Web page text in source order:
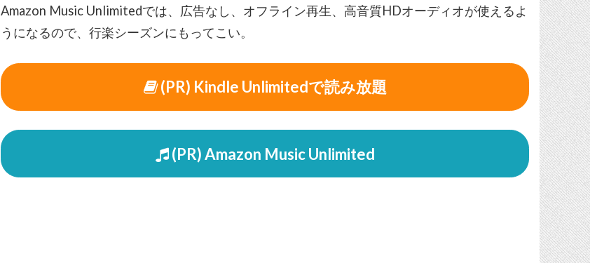
Amazon Music Unlimitedでは、広告なし、オフライン再生、高音質HDオーディオが使えるよ
うになるので、行楽シーズンにもってこい。
(PR) Kindle Unlimitedで読み放題
(PR) Amazon Music Unlimited